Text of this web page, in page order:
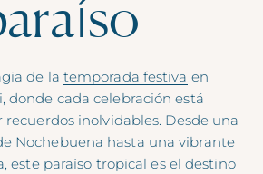
de la temporada festiva en
donde cada celebración está
recuerdos inolvidables. Desde una
Nochebuena hasta una vibrante
este paraíso tropical es el destino